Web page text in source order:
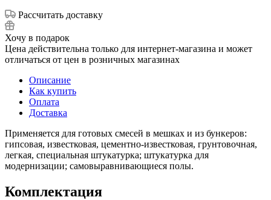
Рассчитать доставку
Хочу в подарок
Цена действительна только для интернет-магазина и может
отличаться от цен в розничных магазинах
Описание
Как купить
Оплата
Доставка
Применяется для готовых смесей в мешках и из бункеров:
гипсовая, известковая, цементно-известковая, грунтовочная,
легкая, специальная штукатурка; штукатурка для
модернизации; самовыравнивающиеся полы.
Комплектация